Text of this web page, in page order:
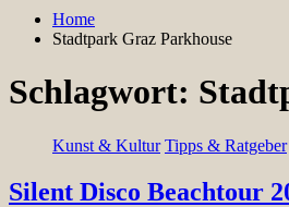
Home
Stadtpark Graz Parkhouse
Schlagwort:
Kunst & Kultur Tipps & Ratgeber
Silent Disco Beachtour